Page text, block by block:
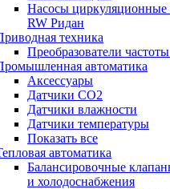
Насосы
RW Ридан
техника
Преобразователи
автоматика
Аксессуары
Датчики CO2
Датчики влажности
Датчики температуры
Показать все
автоматика
Балансировочные
и холодоснабжения